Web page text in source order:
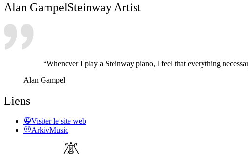
Alan GampelSteinway Artist
“Whenever I play a Steinway piano, I feel that everything
Alan Gampel
Liens
Visiter le site web
ArkivMusic